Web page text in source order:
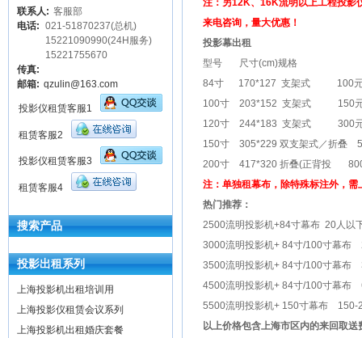
注：另12K、16K流明以上工程投影
来电咨询，量大优惠！
投影幕出租
型号 尺寸(cm)规格
84寸 170*127 支架式 100元/
100寸 203*152 支架式 150元/
120寸 244*183 支架式 300元/
150寸 305*229 双支架式／折叠
200寸 417*320 折叠(正背投 800
注：单独租幕布，除特殊标注外，
热门推荐：
2500流明投影机+84寸幕布 20人以
3000流明投影机+ 84寸/100寸幕
3500流明投影机+ 84寸/100寸幕
4500流明投影机+ 84寸/100寸幕
5500流明投影机+ 150寸幕布
以上价格包含上海市区内的来回取
联系人: 客服部
电话: 021-51870237(总机)
15221090990(24H服务)
15221755670
传真:
邮箱: qzulin@163.com
投影仪租赁客服1
租赁客服2
投影仪租赁客服3
租赁客服4
搜索产品
投影出租系列
上海投影机出租培训用
上海投影仪租赁会议系列
上海投影机出租婚庆套餐